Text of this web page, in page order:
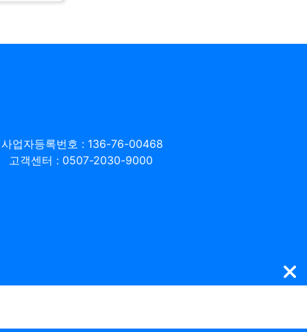
사업자등록번호 : 136-76-00468
고객센터 : 0507-2030-9000